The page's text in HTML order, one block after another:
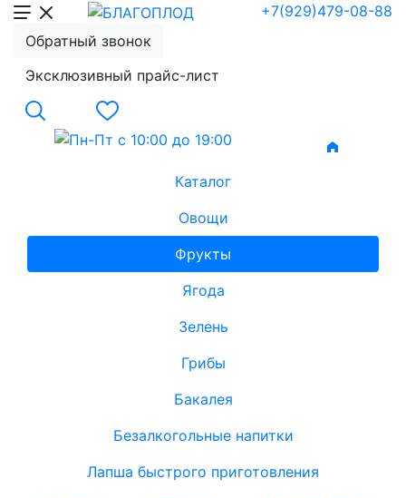
+7(929)479-08-88
Обратный звонок
Эксклюзивный прайс-лист
Каталог
Овощи
Фрукты
Ягода
Зелень
Грибы
Бакалея
Безалкогольные напитки
Лапша быстрого приготовления